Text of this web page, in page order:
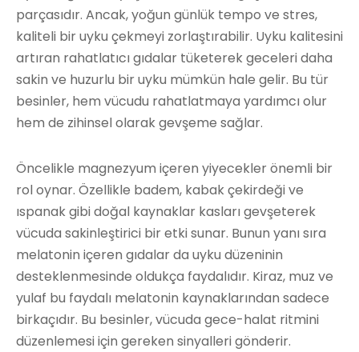
parçasıdır. Ancak, yoğun günlük tempo ve stres,
kaliteli bir uyku çekmeyi zorlaştırabilir. Uyku kalitesini
artıran rahatlatıcı gıdalar tüketerek geceleri daha
sakin ve huzurlu bir uyku mümkün hale gelir. Bu tür
besinler, hem vücudu rahatlatmaya yardımcı olur
hem de zihinsel olarak gevşeme sağlar.
Öncelikle magnezyum içeren yiyecekler önemli bir
rol oynar. Özellikle badem, kabak çekirdeği ve
ıspanak gibi doğal kaynaklar kasları gevşeterek
vücuda sakinleştirici bir etki sunar. Bunun yanı sıra
melatonin içeren gıdalar da uyku düzeninin
desteklenmesinde oldukça faydalıdır. Kiraz, muz ve
yulaf bu faydalı melatonin kaynaklarından sadece
birkaçıdır. Bu besinler, vücuda gece-halat ritmini
düzenlemesi için gereken sinyalleri gönderir.